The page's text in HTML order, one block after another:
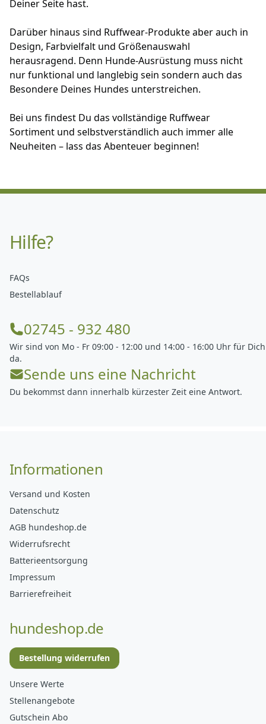
damit
du
die
beste
Entscheidung
die
Bedürfnisse
deines
Deiner Seite hast.
Darüber hinaus sind Ruffwear-Produkte aber auch in
Design, Farbvielfalt und Größenauswahl
herausragend. Denn Hunde-Ausrüstung muss nicht
nur funktional und langlebig sein sondern auch das
Besondere Deines Hundes unterstreichen.
Bei uns findest Du das vollständige Ruffwear
Sortiment und selbstverständlich auch immer alle
Neuheiten – lass das Abenteuer beginnen!
Hilfe?
FAQs
Bestellablauf
02745 - 932 480
Wir sind von Mo - Fr 09:00 - 12:00 und 14:00 - 16:00 Uhr für Dich
da.
Sende uns eine Nachricht
Du bekommst dann innerhalb kürzester Zeit eine Antwort.
Informationen
Versand und Kosten
Datenschutz
AGB hundeshop.de
Widerrufsrecht
Batterieentsorgung
Impressum
Barrierefreiheit
hundeshop.de
Bestellung widerrufen
Unsere Werte
Stellenangebote
Gutschein Abo